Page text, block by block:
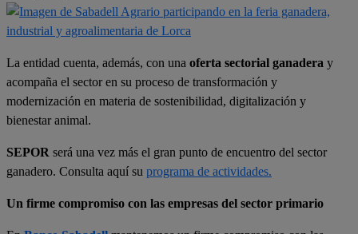
La entidad cuenta, además, con una oferta sectorial ganadera y
acompaña el sector en su proceso de transformación y
modernización en materia de sostenibilidad, digitalización y
bienestar animal.
SEPOR será una vez más el gran punto de encuentro del sector
ganadero. Consulta aquí su programa de actividades.
Un firme compromiso con las empresas del sector primario